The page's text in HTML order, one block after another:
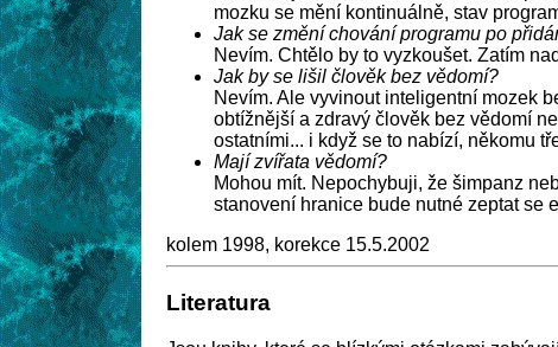
mozku se mění kontinuálně, stav
Jak se změní chování programu po
Nevím. Chtělo by to vyzkoušet. Zatím
Jak by se lišil člověk bez vědomí?
Nevím. Ale vyvinout inteligentní mozek
obtížnější a zdravý člověk bez vědomí
ostatními... i když se to nabízí, někomu
Mají zvířata vědomí?
Mohou mít. Nepochybuji, že šimpanz
stanovení hranice bude nutné zeptat se
kolem 1998, korekce 15.5.2002
Literatura